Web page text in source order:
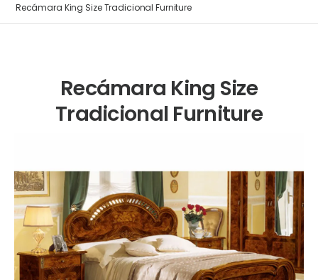
Recámara King Size Tradicional Furniture
Recámara King Size
Tradicional Furniture